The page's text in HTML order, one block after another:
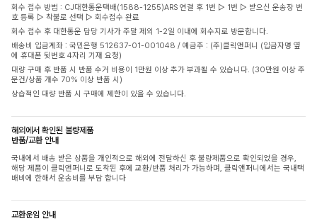
회수 접수 방법 : CJ대한통운택배(1588-1255)ARS 연결 후 1번 ▷ 1번 ▷ 받으신 운송장 번
호 등록 ▷ 착불로 선택 ▷ 회수접수 완료
회수 접수 후 대한통운 담당 기사가 주말 제외 1-2일 이내에 회수지로 방문합니다.
배송비 입금계좌 : 국민은행 512637-01-001048 / 예금주 : (주)클릭앤퍼니 (입금자명 옆
에 휴대폰 뒷번호 4자리 기재 요청)
대량 구매 후 반품 시 반품 수거 비용이 1만원 이상 추가 부과될 수 있습니다. (30만원 이상 주
문건/상품 개수 70% 이상 반품 시)
상습적인 대량 반품 시 구매에 제한이 있을 수 있습니다.
해외에서 확인된 불량제품
반품/교환 안내
국내에서 배송 받은 상품을 개인적으로 해외에 전달하신 후 불량제품으로 확인되었을 경우,
해당 제품이 클릭앤퍼니로 도착된 후에 교환/반품 처리가 가능하며, 클릭앤퍼니에서는 국내택
배비에 한해서 운송비를 부담 합니다
교환운임 안내